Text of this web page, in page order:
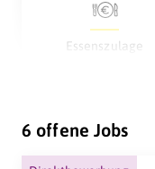
Essenszulage
6 offene Jobs